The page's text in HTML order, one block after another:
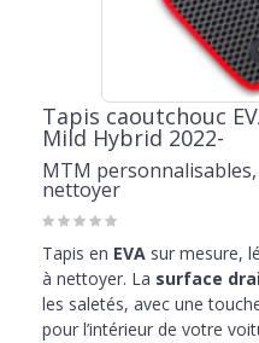
Tapis caoutchouc
Mild Hybrid 2022-
MTM
nettoyer
Tapis en EVA sur mesure,
à nettoyer. La surface
les saletés, avec une
pour l’intérieur de votre